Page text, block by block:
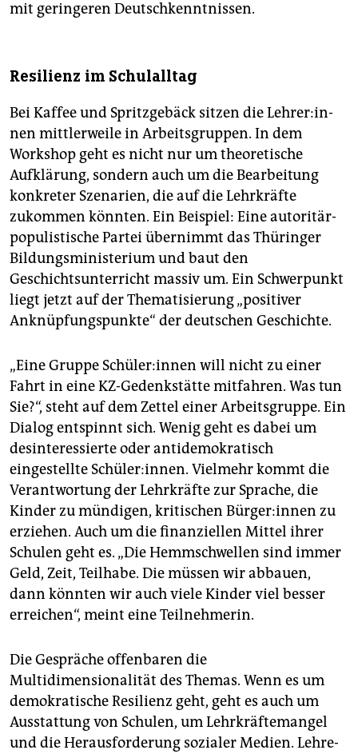
mit geringeren Deutschkenntnissen.
Resilienz im Schulalltag
Bei Kaffee und Spritzgebäck sitzen die Leh­re­r:in­
nen mittlerweile in Arbeitsgruppen. In dem
Workshop geht es nicht nur um theoretische
Aufklärung, sondern auch um die Bearbeitung
konkreter Szenarien, die auf die Lehrkräfte
zukommen könnten. Ein Beispiel: Eine autoritär-
populistische Partei übernimmt das Thüringer
Bildungsministerium und baut den
Geschichtsunterricht massiv um. Ein Schwerpunkt
liegt jetzt auf der Thematisierung „positiver
Anknüpfungspunkte“ der deutschen Geschichte.
„Eine Gruppe Schü­le­r:in­nen will nicht zu einer
Fahrt in eine KZ-Gedenkstätte mitfahren. Was tun
Sie?“, steht auf dem Zettel einer Arbeitsgruppe. Ein
Dialog entspinnt sich. Wenig geht es dabei um
desinteressierte oder antidemokratisch
eingestellte Schüler:innen. Vielmehr kommt die
Verantwortung der Lehrkräfte zur Sprache, die
Kinder zu mündigen, kritischen Bür­ge­r:in­nen zu
erziehen. Auch um die finanziellen Mittel ihrer
Schulen geht es. „Die Hemmschwellen sind immer
Geld, Zeit, Teilhabe. Die müssen wir abbauen,
dann könnten wir auch viele Kinder viel besser
erreichen“, meint eine Teilnehmerin.
Die Gespräche offenbaren die
Multidimensionalität des Themas. Wenn es um
demokratische Resilienz geht, geht es auch um
Ausstattung von Schulen, um Lehrkräftemangel
und die Herausforderung sozialer Medien. Leh­re­